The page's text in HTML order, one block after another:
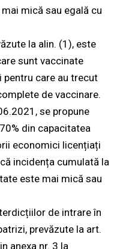
mică sau egală cu
la alin. (1), este
sunt vaccinate
pentru care au trecut
de vaccinare.
se propune
din capacitatea
economici licențiați
incidența cumulată la
este mai mică sau
de intrare în
prevăzute la art.
anexa nr. 3 la